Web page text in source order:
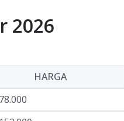
2026
HARGA